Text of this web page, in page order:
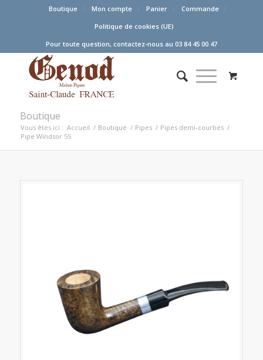
Boutique Mon compte Panier
Commande
Politique de cookies (UE)
Pour toute question, contactez-nous au 03 84 45 00 47
Boutique
Vous êtes ici : Accueil / Boutique / Pipes / Pipes demi-courbes /
Pipe Windsor 55